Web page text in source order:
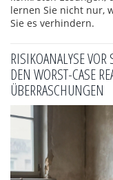
lernen Sie nicht nur,
Sie es verhindern.
RISIKOANALYSE
DEN WORST-CASE
ÜBERRASCHUNGEN